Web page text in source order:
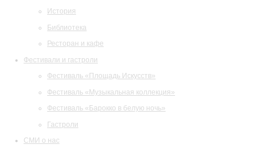
История
Библиотека
Ресторан и кафе
Фестивали и гастроли
Фестиваль «Площадь Искусств»
Фестиваль «Музыкальная коллекция»
Фестиваль «Барокко в белую ночь»
Гастроли
СМИ о нас